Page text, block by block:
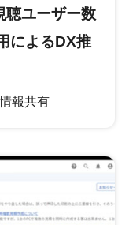
聴ユーザー数
によるDX推
報共有